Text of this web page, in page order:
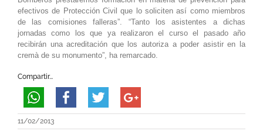
efectivos de Protección Civil que lo soliciten así como miembros
de las comisiones falleras”. “Tanto los asistentes a dichas
jornadas como los que ya realizaron el curso el pasado año
recibirán una acreditación que los autoriza a poder asistir en la
cremà de su monumento”, ha remarcado.
Compartir...
11/02/2013